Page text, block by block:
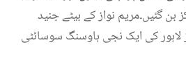
گئیں۔مریم نواز کے بیٹے جنید
کی ایک نجی ہاوسنگ سوسائٹی